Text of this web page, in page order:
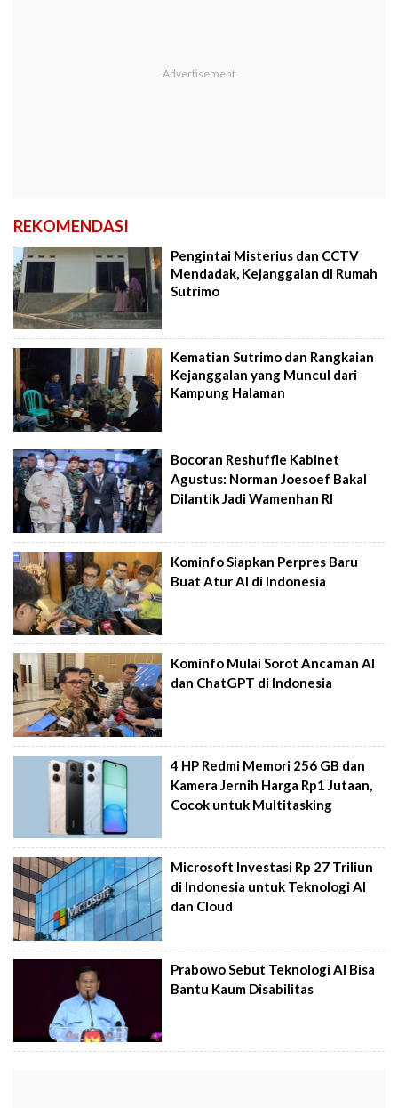
REKOMENDASI
Pengintai Misterius dan CCTV
Mendadak, Kejanggalan di Rumah
Sutrimo
Kematian Sutrimo dan Rangkaian
Kejanggalan yang Muncul dari
Kampung Halaman
Bocoran Reshuffle Kabinet
Agustus: Norman Joesoef Bakal
Dilantik Jadi Wamenhan RI
Kominfo Siapkan Perpres Baru
Buat Atur AI di Indonesia
Kominfo Mulai Sorot Ancaman AI
dan ChatGPT di Indonesia
4 HP Redmi Memori 256 GB dan
Kamera Jernih Harga Rp1 Jutaan,
Cocok untuk Multitasking
Microsoft Investasi Rp 27 Triliun
di Indonesia untuk Teknologi AI
dan Cloud
Prabowo Sebut Teknologi AI Bisa
Bantu Kaum Disabilitas